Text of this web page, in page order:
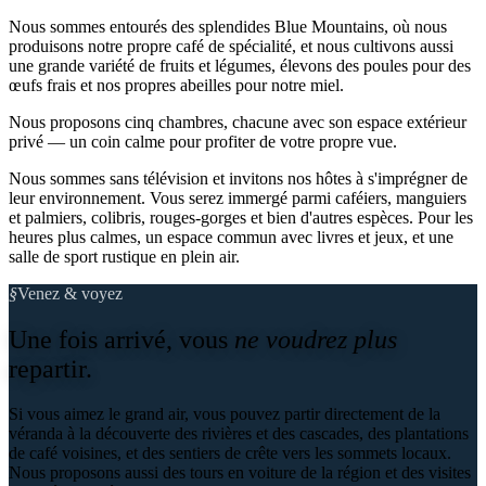
Nous sommes entourés des splendides Blue Mountains, où nous
produisons notre propre café de spécialité, et nous cultivons aussi
une grande variété de fruits et légumes, élevons des poules pour des
œufs frais et nos propres abeilles pour notre miel.
Nous proposons cinq chambres, chacune avec son espace extérieur
privé — un coin calme pour profiter de votre propre vue.
Nous sommes sans télévision et invitons nos hôtes à s'imprégner de
leur environnement. Vous serez immergé parmi caféiers, manguiers
et palmiers, colibris, rouges-gorges et bien d'autres espèces. Pour les
heures plus calmes, un espace commun avec livres et jeux, et une
salle de sport rustique en plein air.
§Venez & voyez
Une fois arrivé, vous ne voudrez plus
repartir.
Si vous aimez le grand air, vous pouvez partir directement de la
véranda à la découverte des rivières et des cascades, des plantations
de café voisines, et des sentiers de crête vers les sommets locaux.
Nous proposons aussi des tours en voiture de la région et des visites